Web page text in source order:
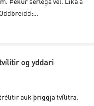
og yddari
auk þriggja tvílitra.